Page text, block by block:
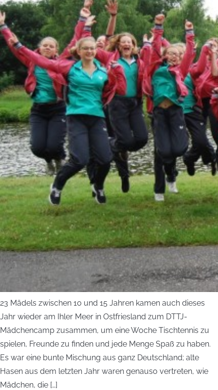
23 Mädels zwischen 10 und 15 Jahren kamen auch dieses
Jahr wieder am Ihler Meer in Ostfriesland zum DTTJ-
Mädchencamp zusammen, um eine Woche Tischtennis zu
spielen, Freunde zu finden und jede Menge Spaß zu haben.
Es war eine bunte Mischung aus ganz Deutschland; alte
Hasen aus dem letzten Jahr waren genauso vertreten, wie
Mädchen, die […]